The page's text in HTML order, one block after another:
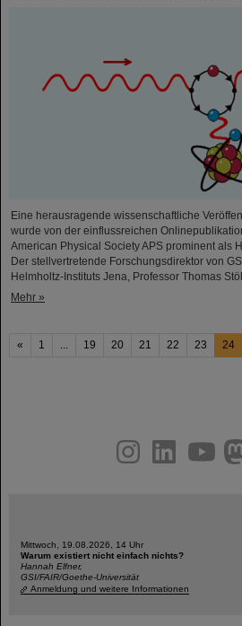
Eine herausragende wissenschaftliche
wurde von der einflussreichen
American Physical Society APS prominent als
Der stellvertretende Forschungsdirektor von
Helmholtz-Instituts Jena, Professor Thomas
Mehr »
« 1 ... 19 20 21 22 23 24
youtubehelmholtz.socialfacebook
Mittwoch, 19.08.2026, 14 Uhr
Warum existiert nicht einfach nichts?
Hannah Elfner,
GSI/FAIR/Goethe-Universität
Anmeldung und weitere Informationen